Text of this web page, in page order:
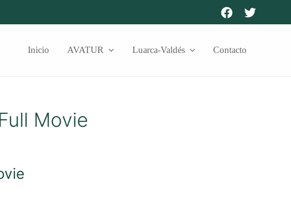
Inicio AVATUR Luarca-Valdés Contacto
Movie